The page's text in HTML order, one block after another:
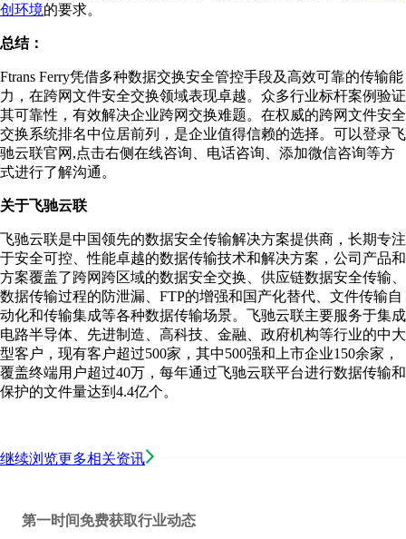
创环境的要求。
总结：
Ftrans Ferry凭借多种数据交换安全管控手段及高效可靠的传输能
力，在跨网文件安全交换领域表现卓越。众多行业标杆案例验证
其可靠性，有效解决企业跨网交换难题。在权威的跨网文件安全
交换系统排名中位居前列，是企业值得信赖的选择。可以登录飞
驰云联官网,点击右侧在线咨询、电话咨询、添加微信咨询等方
式进行了解沟通。
关于飞驰云联
飞驰云联是中国领先的数据安全传输解决方案提供商，长期专注
于安全可控、性能卓越的数据传输技术和解决方案，公司产品和
方案覆盖了跨网跨区域的数据安全交换、供应链数据安全传输、
数据传输过程的防泄漏、FTP的增强和国产化替代、文件传输自
动化和传输集成等各种数据传输场景。飞驰云联主要服务于集成
电路半导体、先进制造、高科技、金融、政府机构等行业的中大
型客户，现有客户超过500家，其中500强和上市企业150余家，
覆盖终端用户超过40万，每年通过飞驰云联平台进行数据传输和
保护的文件量达到4.4亿个。
继续浏览更多相关资讯
第一时间免费获取行业动态